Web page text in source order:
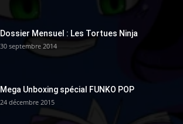
Dossier Mensuel : Les Tortues Ninja
30 septembre 2014
Mega Unboxing spécial FUNKO POP
24 décembre 2015